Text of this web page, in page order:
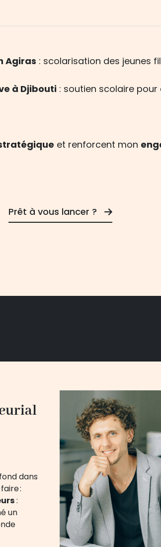
Agiras : scolarisation des jeunes
à Djibouti : soutien scolaire
et renforcent mon
Prêt à vous lancer ?
dans
:
:
un